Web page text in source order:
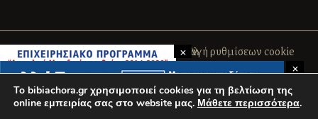
Πολιτική Cookies Όροι Χρήσης
Αλλαγή ρυθμίσεων cookie
ΑΡ. Γ.Ε.ΜΗ. 020544830000
All rights reserved 2026
To bibiachora.gr χρησιμοποιεί cookies για τη βελτίωση της
online εμπειρίας σας στο website μας. Μάθετε περισσότερα.
×
×